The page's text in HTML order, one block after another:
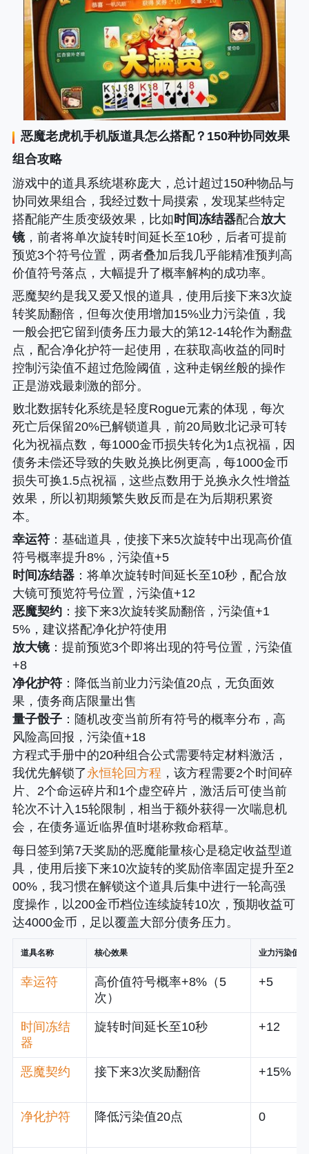
恶魔老虎机手机版道具怎么搭配？150种协同效果
组合攻略
游戏中的道具系统堪称庞大，总计超过150种物品与
协同效果组合，我经过数十局摸索，发现某些特定
搭配能产生质变级效果，比如 时间冻结器配合放大
镜，前者将单次旋转时间延长至10秒，后者可提前
预览3个符号位置，两者叠加后我几乎能精准预判高
价值符号落点，大幅提升了概率解构的成功率。
恶魔契约是我又爱又恨的道具，使用后接下来3次旋
转奖励翻倍，但每次使用增加15%业力污染值，我
一般会把它留到债务压力最大的第12-14轮作为翻盘
点，配合净化护符一起使用，在获取高收益的同时
控制污染值不超过危险阈值，这种走钢丝般的操作
正是游戏最刺激的部分。
败北数据转化系统是轻度Rogue元素的体现，每次
死亡后保留20%已解锁道具，前20局败北记录可转
化为祝福点数，每1000金币损失转化为1点祝福，因
债务未偿还导致的失败兑换比例更高，每1000金币
损失可换1.5点祝福，这些点数用于兑换永久性增益
效果，所以初期频繁失败反而是在为后期积累资
本。
幸运符：基础道具，使接下来5次旋转中出现高价值
符号概率提升8%，污染值+5
时间冻结器：将单次旋转时间延长至10秒，配合放
大镜可预览符号位置，污染值+12
恶魔契约：接下来3次旋转奖励翻倍，污染值+1
5%，建议搭配净化护符使用
放大镜：提前预览3个即将出现的符号位置，污染值
+8
净化护符：降低当前业力污染值20点，无负面效
果，债务商店限量出售
量子骰子：随机改变当前所有符号的概率分布，高
风险高回报，污染值+18
方程式手册中的20种组合公式需要特定材料激活，
我优先解锁了永恒轮回方程 ，该方程需要2个时间碎
片、2个命运碎片和1个虚空碎片，激活后可使当前
轮次不计入15轮限制，相当于额外获得一次喘息机
会，在债务逼近临界值时堪称救命稻草。
每日签到第7天奖励的恶魔能量核心是稳定收益型道
具，使用后接下来10次旋转的奖励倍率固定提升至2
00%，我习惯在解锁这个道具后集中进行一轮高强
度操作，以200金币档位连续旋转10次，预期收益可
达4000金币，足以覆盖大部分债务压力。
道具名称 核心效果 业力污染值
幸运符
高价值符号概率+8%（5
次）
+5
时间冻结
器
旋转时间延长至10秒 +12
恶魔契约 接下来3次奖励翻倍 +15%
净化护符 降低污染值20点 0